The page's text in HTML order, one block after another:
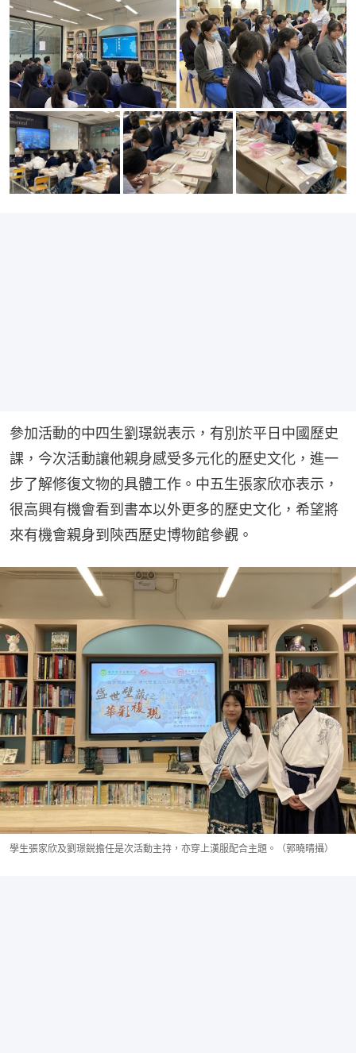
參加活動的中四生劉璟鋭表示，有別於平日中國歷史
課，今次活動讓他親身感受多元化的歷史文化，進一
步了解修復文物的具體工作。中五生張家欣亦表示，
很高興有機會看到書本以外更多的歷史文化，希望將
來有機會親身到陝西歷史博物館參觀。
學生張家欣及劉璟鋭擔任是次活動主持，亦穿上漢服配合主題。（郭曉晴攝）